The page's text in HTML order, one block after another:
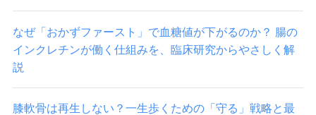
なぜ「おかずファースト」で血糖値が下がるのか？ 腸の
インクレチンが働く仕組みを、臨床研究からやさしく解
説
膝軟骨は再生しない？一生歩くための「守る」戦略と最